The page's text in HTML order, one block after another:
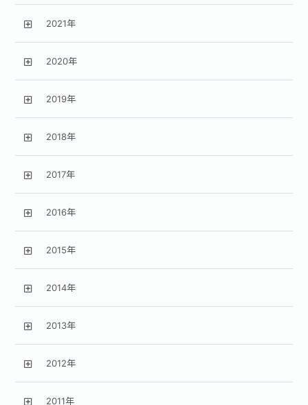
2021年
2020年
2019年
2018年
2017年
2016年
2015年
2014年
2013年
2012年
2011年